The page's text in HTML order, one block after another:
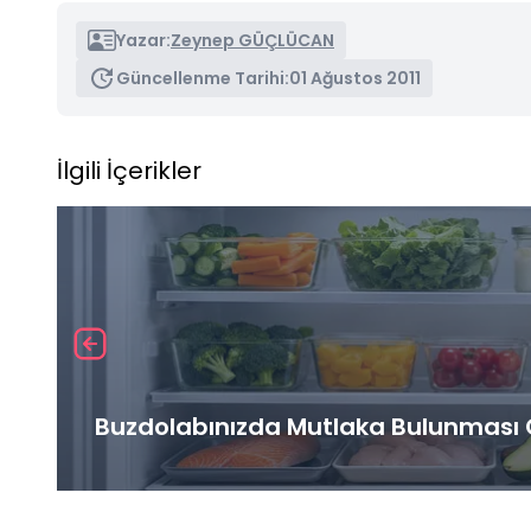
Yazar:Zeynep GÜÇLÜCAN
Güncellenme Tarihi:01 Ağustos 2011
İlgili İçerikler
Buzdolabınızda Mutlaka Bulunması